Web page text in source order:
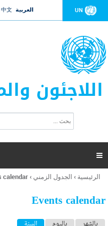
UN العربية 中文
اللاجئون
ت
ر
ل
ح
ب

أنت
هنا
الرئيسية › الجدول الزمني ›
calendar
Events calendar